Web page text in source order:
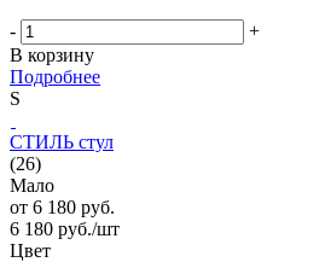
-
+
В корзину
Подробнее
S
СТИЛЬ стул
(26)
Мало
от 6 180 руб.
6 180 руб./шт
Цвет